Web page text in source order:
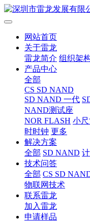
网站首页
关于雷龙
雷龙简介 组织架
产品中心
全部
CS SD NAND
SD NAND 一代
NAND测试座
NOR FLASH 小
时时钟 更多
解决方案
全部 SD NAND
技术问答
全部 CS SD
物联网技术
联系雷龙
加入雷龙
申请样品